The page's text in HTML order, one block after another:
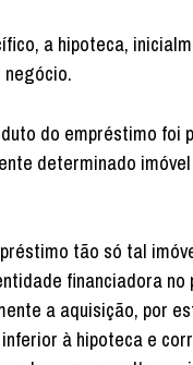
a hipoteca,
do empréstimo foi
determinado
tão só tal
financiadora no
a aquisição, por
à hipoteca e